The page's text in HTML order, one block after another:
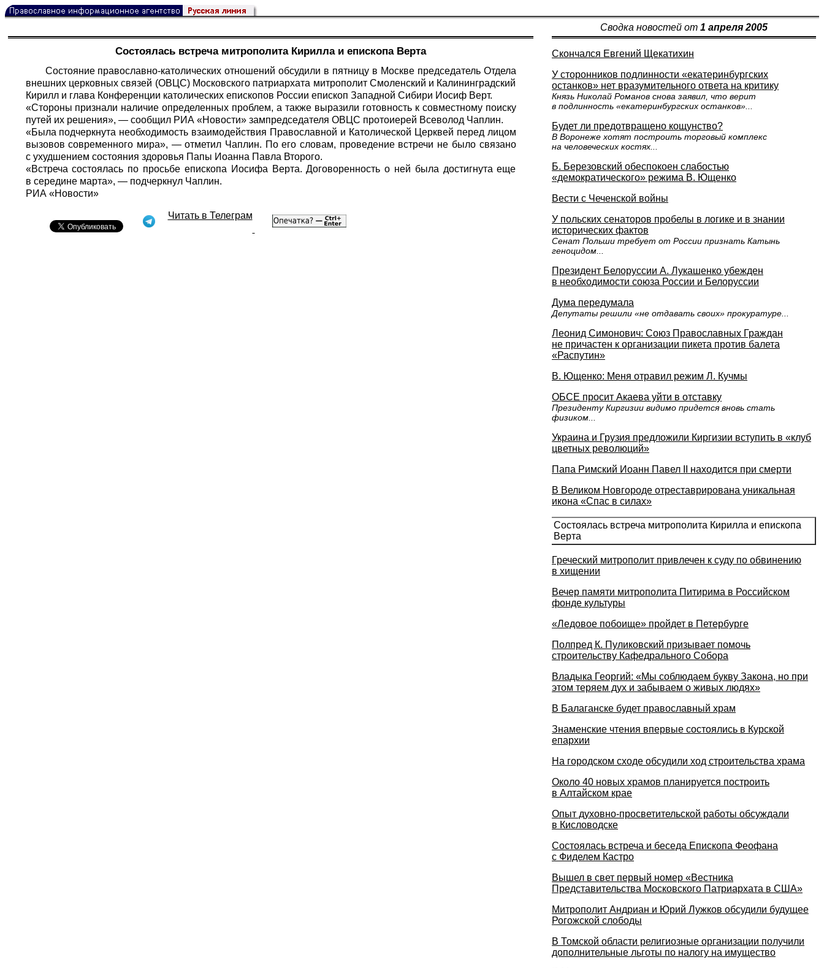
Сводка новостей от 1 апреля 2005
Состоялась встреча митрополита Кирилла и епископа Верта
Состояние православно-католических отношений обсудили в пятницу в Москве председатель Отдела
внешних церковных связей (ОВЦС) Московского патриархата митрополит Смоленский и Калининградский
Кирилл и глава Конференции католических епископов России епископ Западной Сибири Иосиф Верт.
«Стороны признали наличие определенных проблем, а также выразили готовность к совместному поиску
путей их решения», — сообщил РИА «Новости» зампредседателя ОВЦС протоиерей Всеволод Чаплин.
«Была подчеркнута необходимость взаимодействия Православной и Католической Церквей перед лицом
вызовов современного мира», — отметил Чаплин. По его словам, проведение встречи не было связано
с ухудшением состояния здоровья Папы Иоанна Павла Второго.
«Встреча состоялась по просьбе епископа Иосифа Верта. Договоренность о ней была достигнута еще
в середине марта», — подчеркнул Чаплин.
РИА «Новости»
Читать в Телеграм
Скончался Евгений Щекатихин
У сторонников подлинности «екатеринбургских
останков» нет вразумительного ответа на критику
Князь Николай Романов снова заявил, что верит
в подлинность «екатеринбургских останков»...
Будет ли предотвращено кощунство?
В Воронеже хотят построить торговый комплекс
на человеческих костях...
Б. Березовский обеспокоен слабостью
«демократического» режима В. Ющенко
Вести с Чеченской войны
У польских сенаторов пробелы в логике и в знании
исторических фактов
Сенат Польши требует от России признать Катынь
геноцидом...
Президент Белоруссии А. Лукашенко убежден
в необходимости союза России и Белоруссии
Дума передумала
Депутаты решили «не отдавать своих» прокуратуре...
Леонид Симонович: Союз Православных Граждан
не причастен к организации пикета против балета
«Распутин»
В. Ющенко: Меня отравил режим Л. Кучмы
ОБСЕ просит Акаева уйти в отставку
Президенту Киргизии видимо придется вновь стать
физиком...
Украина и Грузия предложили Киргизии вступить в «клуб
цветных революций»
Папа Римский Иоанн Павел II находится при смерти
В Великом Новгороде отреставрирована уникальная
икона «Спас в силах»
Состоялась встреча митрополита Кирилла и епископа
Верта
Греческий митрополит привлечен к суду по обвинению
в хищении
Вечер памяти митрополита Питирима в Российском
фонде культуры
«Ледовое побоище» пройдет в Петербурге
Полпред К. Пуликовский призывает помочь
строительству Кафедрального Собора
Владыка Георгий: «Мы соблюдаем букву Закона, но при
этом теряем дух и забываем о живых людях»
В Балаганске будет православный храм
Знаменские чтения впервые состоялись в Курской
епархии
На городском сходе обсудили ход строительства храма
Около 40 новых храмов планируется построить
в Алтайском крае
Опыт духовно-просветительской работы обсуждали
в Кисловодске
Состоялась встреча и беседа Епископа Феофана
с Фиделем Кастро
Вышел в свет первый номер «Вестника
Представительства Московского Патриархата в США»
Митрополит Андриан и Юрий Лужков обсудили будущее
Рогожской слободы
В Томской области религиозные организации получили
дополнительные льготы по налогу на имущество